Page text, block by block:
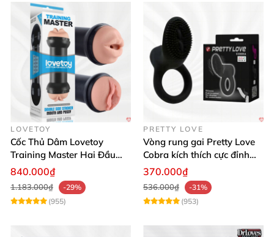
LOVETOY
Cốc Thủ Dâm Lovetoy
Training Master Hai Đầu
Siêu Thật, Tăng Khoái Cảm
840.000₫
1.183.000₫
-29%
(955)
PRETTY LOVE
Vòng rung gai Pretty Love
Cobra kích thích cực đỉnh
trải nghiệm
370.000₫
536.000₫
-31%
(953)